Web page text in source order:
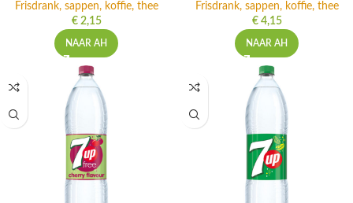
Frisdrank, sappen, koffie, thee
€2,15
NAAR AH
Frisdrank, sappen, koffie, thee
€4,15
NAAR AH